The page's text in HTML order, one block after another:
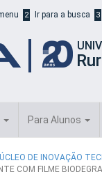
2 Ir para a busca 3
Para Alunos
DE INOVAÇÃO
COM FILME